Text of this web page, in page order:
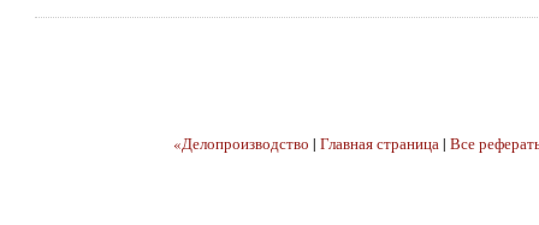
«Делопроизводство | Главная страница| Все